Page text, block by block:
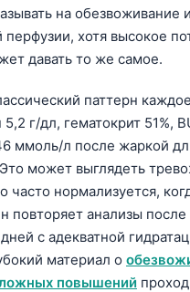
на обезвоживание
перфузии, хотя высокое
давать то же самое.
паттерн
г/дл, гематокрит 51%,
ммоль/л после жаркой
может выглядеть
часто нормализуется,
повторяет анализы после
с адекватной
материал о
повышений